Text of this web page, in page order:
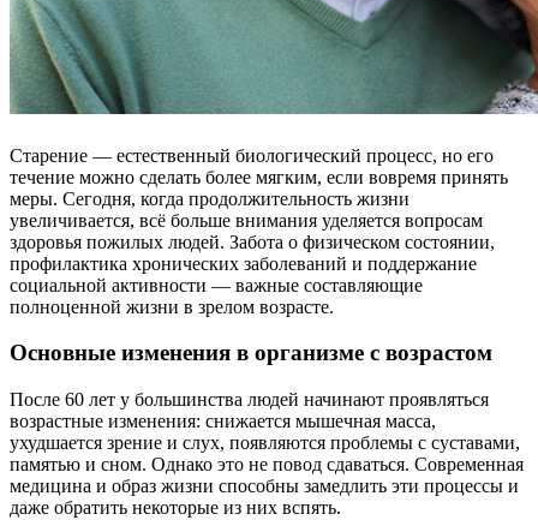
Старение — естественный биологический процесс, но его
течение можно сделать более мягким, если вовремя принять
меры. Сегодня, когда продолжительность жизни
увеличивается, всё больше внимания уделяется вопросам
здоровья пожилых людей. Забота о физическом состоянии,
профилактика хронических заболеваний и поддержание
социальной активности — важные составляющие
полноценной жизни в зрелом возрасте.
Основные изменения в организме с возрастом
После 60 лет у большинства людей начинают проявляться
возрастные изменения: снижается мышечная масса,
ухудшается зрение и слух, появляются проблемы с суставами,
памятью и сном. Однако это не повод сдаваться. Современная
медицина и образ жизни способны замедлить эти процессы и
даже обратить некоторые из них вспять.